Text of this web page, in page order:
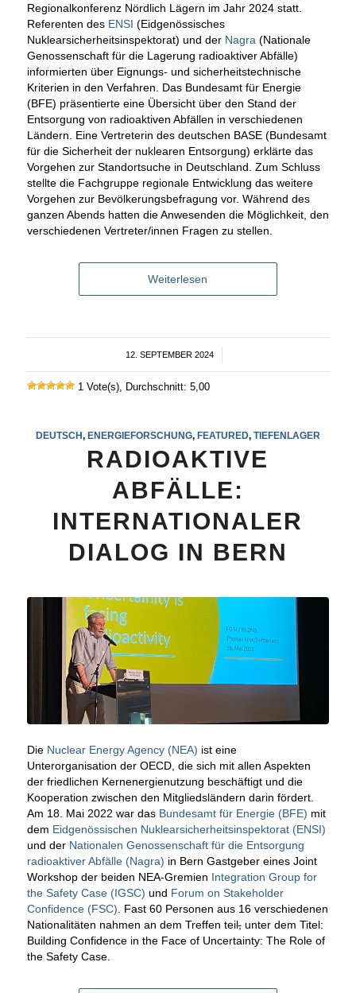
Regionalkonferenz Nördlich Lägern im Jahr 2024 statt.
Referenten des ENSI (Eidgenössisches
Nuklearsicherheitsinspektorat) und der Nagra (Nationale
Genossenschaft für die Lagerung radioaktiver Abfälle)
informierten über Eignungs- und sicherheitstechnische
Kriterien in den Verfahren. Das Bundesamt für Energie
(BFE) präsentierte eine Übersicht über den Stand der
Entsorgung von radioaktiven Abfällen in verschiedenen
Ländern. Eine Vertreterin des deutschen BASE (Bundesamt
für die Sicherheit der nuklearen Entsorgung) erklärte das
Vorgehen zur Standortsuche in Deutschland. Zum Schluss
stellte die Fachgruppe regionale Entwicklung das weitere
Vorgehen zur Bevölkerungsbefragung vor. Während des
ganzen Abends hatten die Anwesenden die Möglichkeit, den
verschiedenen Vertreter/innen Fragen zu stellen.
Weiterlesen
12. SEPTEMBER 2024
/
1 Vote(s), Durchschnitt: 5,00
DEUTSCH, ENERGIEFORSCHUNG, FEATURED, TIEFENLAGER
RADIOAKTIVE
ABFÄLLE:
INTERNATIONALER
DIALOG IN BERN
Die Nuclear Energy Agency (NEA) ist eine
Unterorganisation der OECD, die sich mit allen Aspekten
der friedlichen Kernenergienutzung beschäftigt und die
Kooperation zwischen den Mitgliedsländern darin fördert.
Am 18. Mai 2022 war das Bundesamt für Energie (BFE) mit
dem Eidgenössischen Nuklearsicherheitsinspektorat (ENSI)
und der Nationalen Genossenschaft für die Entsorgung
radioaktiver Abfälle (Nagra) in Bern Gastgeber eines Joint
Workshop der beiden NEA-Gremien Integration Group for
the Safety Case (IGSC) und Forum on Stakeholder
Confidence (FSC) . Fast 60 Personen aus 16 verschiedenen
Nationalitäten nahmen an dem Treffen teil,unter dem Titel:
Building Confidence in the Face of Uncertainty: The Role of
the Safety Case.